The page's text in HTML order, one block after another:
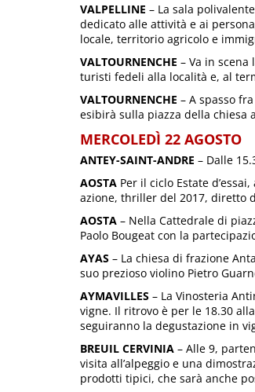
VALPELLINE – La sala
dedicato alle attività e ai
locale, territorio agricolo e
VALTOURNENCHE – Va in scena
turisti fedeli alla località e, al
VALTOURNENCHE – A spasso
esibirà sulla piazza della chiesa
MERCOLEDÌ 22 AGOSTO
ANTEY-SAINT-ANDRE – Dalle
AOSTA Per il ciclo Estate
azione, thriller del 2017, diretto
AOSTA – Nella Cattedrale di
Paolo Bougeat con la
AYAS – La chiesa di frazione
suo prezioso violino Pietro
AYMAVILLES – La Vinosteria
vigne. Il ritrovo è per le 18.30
seguiranno la degustazione in
BREUIL CERVINIA – Alle 9,
visita all’alpeggio e una
prodotti tipici, che sarà anche